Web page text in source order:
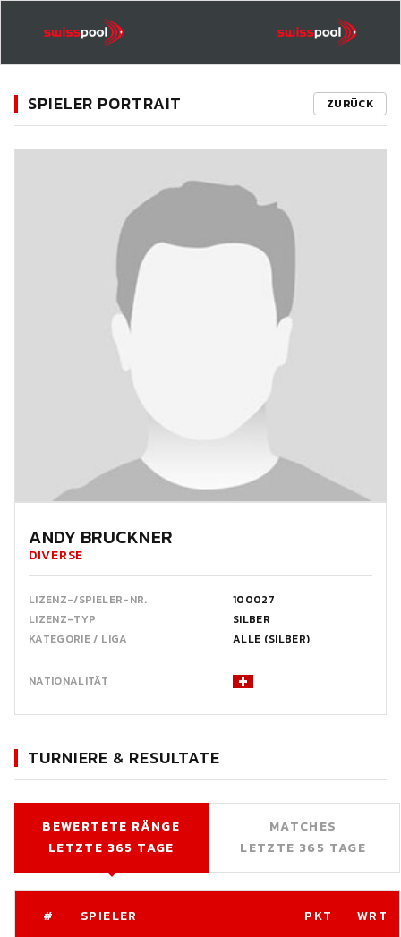
SPIELER PORTRAIT ZURÜCK
ANDY BRUCKNER
DIVERSE
LIZENZ-/SPIELER-NR.
100027
LIZENZ-TYP
SILBER
KATEGORIE / LIGA
ALLE (SILBER)
NATIONALITÄT
TURNIERE & RESULTATE
BEWERTETE RÄNGE
LETZTE 365 TAGE
MATCHES
LETZTE 365 TAGE
# SPIELER PKT WRT